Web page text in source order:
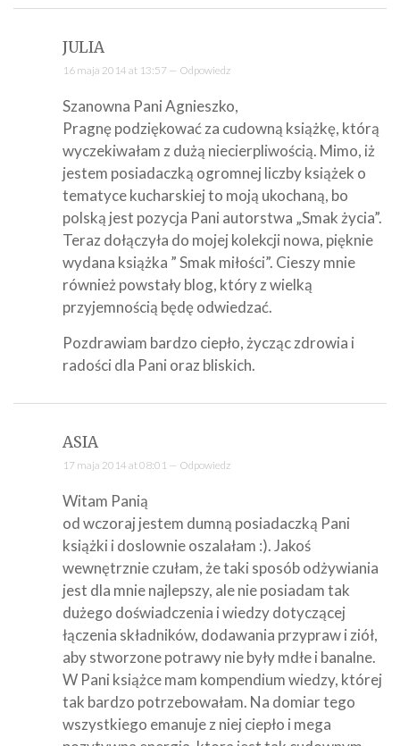
JULIA
16 maja 2014 at 13:57 — Odpowiedz
Szanowna Pani Agnieszko,
Pragnę podziękować za cudowną książkę, którą
wyczekiwałam z dużą niecierpliwością. Mimo, iż
jestem posiadaczką ogromnej liczby książek o
tematyce kucharskiej to moją ukochaną, bo
polską jest pozycja Pani autorstwa „Smak życia”.
Teraz dołączyła do mojej kolekcji nowa, pięknie
wydana książka ” Smak miłości”. Cieszy mnie
również powstały blog, który z wielką
przyjemnością będę odwiedzać.
Pozdrawiam bardzo ciepło, życząc zdrowia i
radości dla Pani oraz bliskich.
ASIA
17 maja 2014 at 08:01 — Odpowiedz
Witam Panią
od wczoraj jestem dumną posiadaczką Pani
książki i doslownie oszalałam :). Jakoś
wewnętrznie czułam, że taki sposób odżywiania
jest dla mnie najlepszy, ale nie posiadam tak
dużego doświadczenia i wiedzy dotyczącej
łączenia składników, dodawania przypraw i ziół,
aby stworzone potrawy nie były mdłe i banalne.
W Pani książce mam kompendium wiedzy, której
tak bardzo potrzebowałam. Na domiar tego
wszystkiego emanuje z niej ciepło i mega